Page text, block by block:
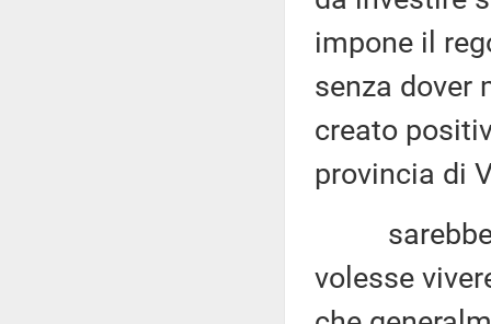
impone il
senza dover
creato
provincia di
sarebbe
volesse